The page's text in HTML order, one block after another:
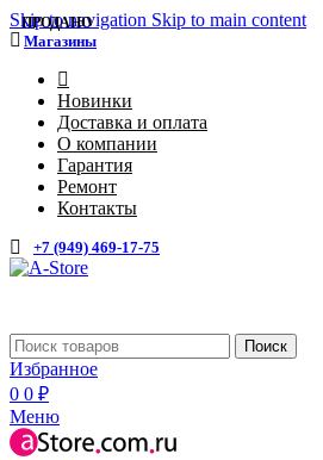
Skip to navigation Skip to main content
Магазины
Новинки
Доставка и оплата
О компании
Гарантия
Ремонт
Контакты
+7 (949) 469-17-75
Поиск
Избранное
0 0 ₽
Меню
ПРОДАНО